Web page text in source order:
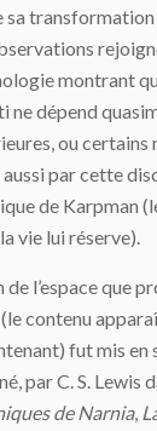
sa transformation
montrant
ne dépend
ou certains
par cette
de Karpman
vie lui réserve).
de l’espace que
contenu
fut mis en
par C. S. Lewis
de Narnia,